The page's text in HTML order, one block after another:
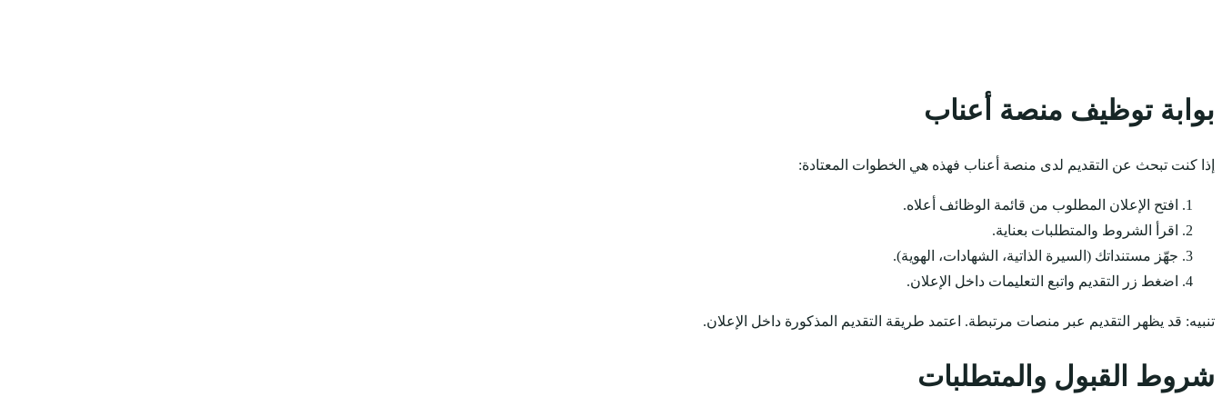
بوابة توظيف منصة أعناب
إذا كنت تبحث عن التقديم لدى منصة أعناب فهذه هي الخطوات المعتادة:
افتح الإعلان المطلوب من قائمة الوظائف أعلاه.
اقرأ الشروط والمتطلبات بعناية.
جهّز مستنداتك (السيرة الذاتية، الشهادات، الهوية).
اضغط زر التقديم واتبع التعليمات داخل الإعلان.
تنبيه: قد يظهر التقديم عبر منصات مرتبطة. اعتمد طريقة التقديم المذكورة داخل الإعلان.
شروط القبول والمتطلبات